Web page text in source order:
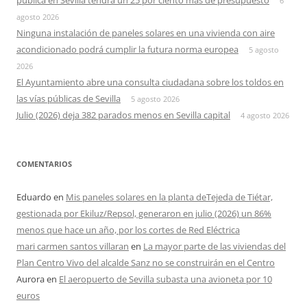
agosto 2026
Ninguna instalación de paneles solares en una vivienda con aire
acondicionado podrá cumplir la futura norma europea
5 agosto
2026
El Ayuntamiento abre una consulta ciudadana sobre los toldos en
las vías públicas de Sevilla
5 agosto 2026
Julio (2026) deja 382 parados menos en Sevilla capital 4 agosto 2026
COMENTARIOS
Eduardo en Mis paneles solares en la planta deTejeda de Tiétar,
gestionada por Ekiluz/Repsol, generaron en julio (2026) un 86%
menos que hace un año, por los cortes de Red Eléctrica
mari carmen santos villaran en La mayor parte de las viviendas del
Plan Centro Vivo del alcalde Sanz no se construirán en el Centro
Auroraen El aeropuerto de Sevilla subasta una avioneta por 10
euros